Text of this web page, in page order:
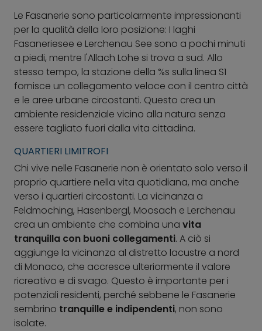
Le Fasanerie sono particolarmente impressionanti
per la qualità della loro posizione: I laghi
Fasaneriesee e Lerchenau See sono a pochi minuti
a piedi, mentre l'Allach Lohe si trova a sud. Allo
stesso tempo, la stazione della %s sulla linea S1
fornisce un collegamento veloce con il centro città
e le aree urbane circostanti. Questo crea un
ambiente residenziale vicino alla natura senza
essere tagliato fuori dalla vita cittadina.
QUARTIERI LIMITROFI
Chi vive nelle Fasanerie non è orientato solo verso il
proprio quartiere nella vita quotidiana, ma anche
verso i quartieri circostanti. La vicinanza a
Feldmoching, Hasenbergl, Moosach e Lerchenau
crea un ambiente che combina una vita
tranquilla con buoni collegamenti. A ciò si
aggiunge la vicinanza al distretto lacustre a nord
di Monaco, che accresce ulteriormente il valore
ricreativo e di svago. Questo è importante per i
potenziali residenti, perché sebbene le Fasanerie
sembrino tranquille e indipendenti, non sono
isolate.